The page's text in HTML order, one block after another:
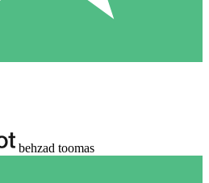
behzad toomas